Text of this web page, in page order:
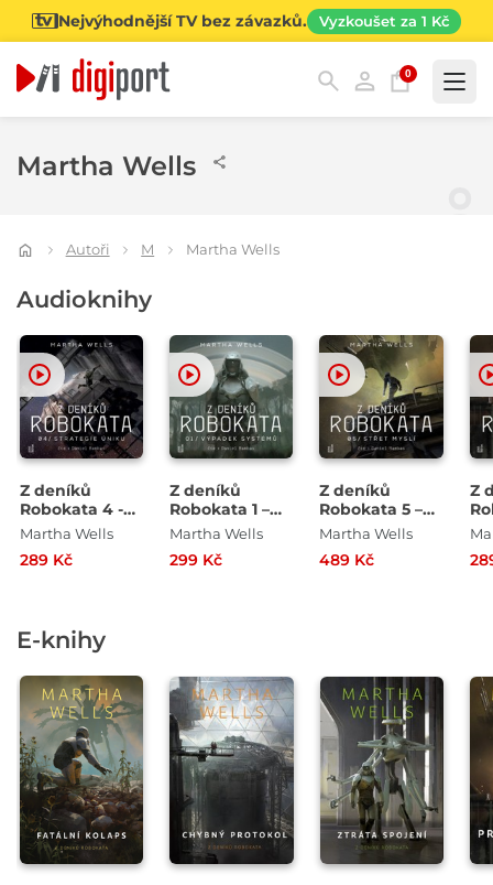
Nejvýhodnější TV bez závazků. Vyzkoušet za 1 Kč
0
Martha Wells
Autoři M Martha Wells
Audioknihy
Z deníků
Robokata 4 -
Strategie
Martha Wells
289 Kč
Z deníků
Robokata 1 –
Výpadek
Martha Wells
299 Kč
Z deníků
Robokata 5 –
Střet myslí
Martha Wells
489 Kč
Z
E-knihy